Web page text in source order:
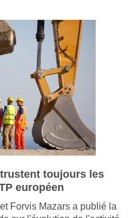
toujours les
européen
Forvis Mazars a publié la